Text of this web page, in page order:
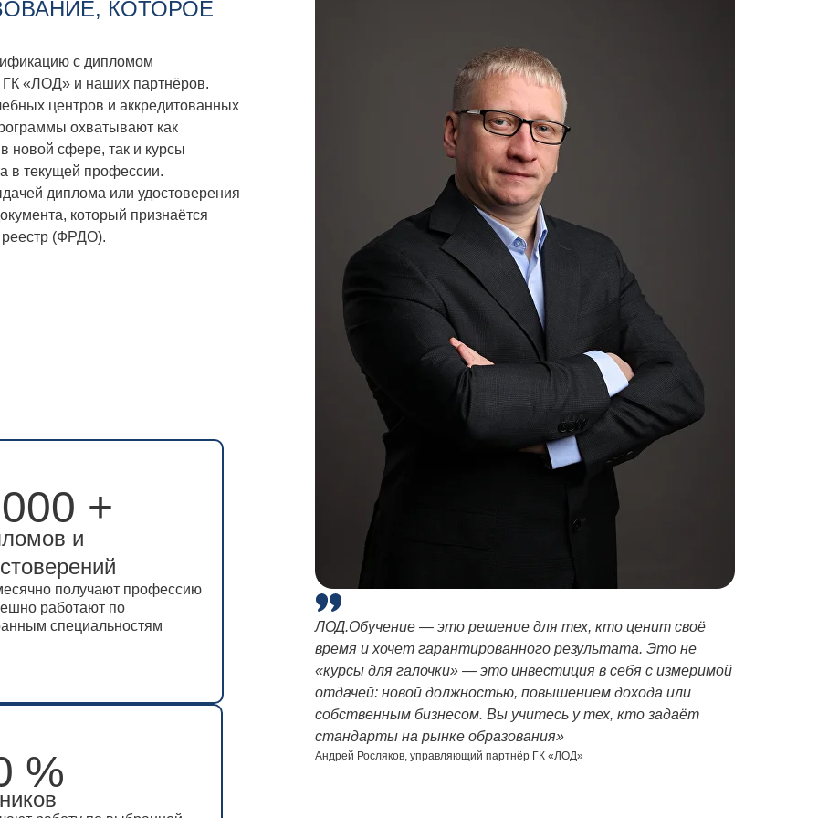
ЛОД.Обучение — это решение для тех, кто ценит своё
время и хочет гарантированного результата. Это не
«курсы для галочки» — это инвестиция в себя с измеримой
отдачей: новой должностью, повышением дохода или
собственным бизнесом. Вы учитесь у тех, кто задаёт
стандарты на рынке образования»
Андрей Росляков, управляющий партнёр ГК «ЛОД»
КОТОРОЕ
с дипломом
ГК «ЛОД» и наших партнёров.
центров и аккредитованных
охватывают как
новой сфере, так и курсы
в текущей профессии.
диплома или удостоверения
который признаётся
реестр (ФРДО).
+
и
получают профессию
работают по
специальностям
+
и
получают профессию
работают по
специальностям
%
%